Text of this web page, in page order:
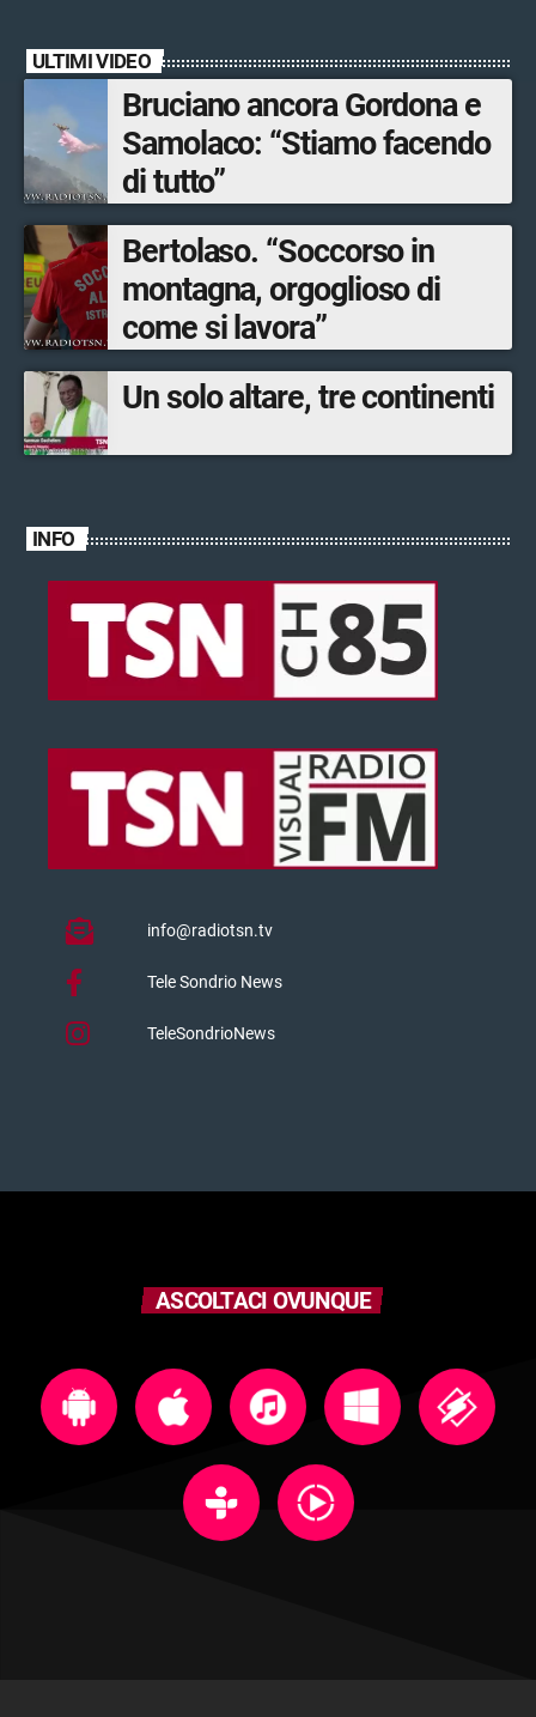
ULTIMI VIDEO
Bruciano ancora Gordona e
Samolaco: “Stiamo facendo
di tutto”
Bertolaso. “Soccorso in
montagna, orgoglioso di
come si lavora”
Un solo altare, tre continenti
INFO
info@radiotsn.tv
Tele Sondrio News
TeleSondrioNews
ASCOLTACI OVUNQUE